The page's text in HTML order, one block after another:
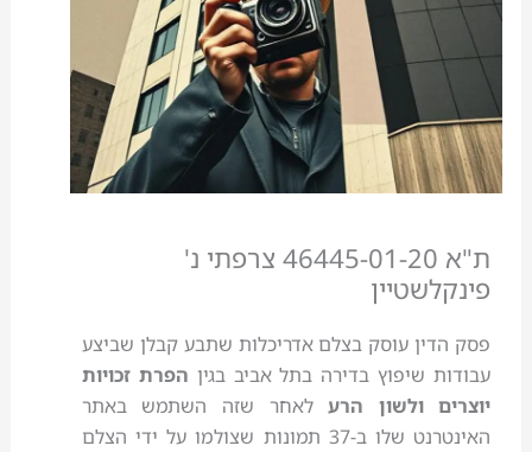
ת"א 46445-01-20‏ צרפתי נ'
פינקלשטיין
פסק הדין עוסק בצלם אדריכלות שתבע קבלן שביצע
עבודות שיפוץ בדירה בתל אביב בגין הפרת זכויות
יוצרים ולשון הרעלאחר שזה השתמש באתר
האינטרנט שלו ב-37 תמונות שצולמו על ידי הצלם